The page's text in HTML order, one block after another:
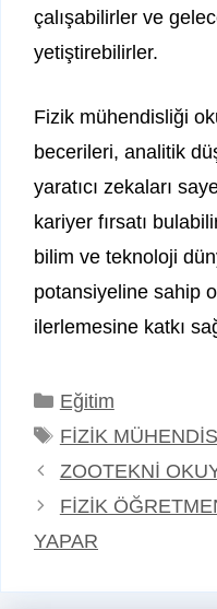
çalışabilirler ve
yetiştirebilirler.
Fizik mühendisliği
becerileri, analitik
yaratıcı zekaları
kariyer fırsatı
bilim ve teknoloji
potansiyeline sahip
ilerlemesine katkı
Kategoriler
Eğitim
Etiketler
FİZİK
ZOOTEKNİ
FİZİK
YAPAR